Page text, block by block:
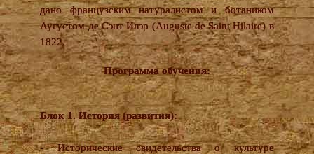
дано французским натуралистом и ботаником
Аугустом де Сэнт Илэр (Auguste de Saint Hilaire) в
1822.
Программа обучения:
Блок 1. История (развития):
- Исторические свидетельства о культуре